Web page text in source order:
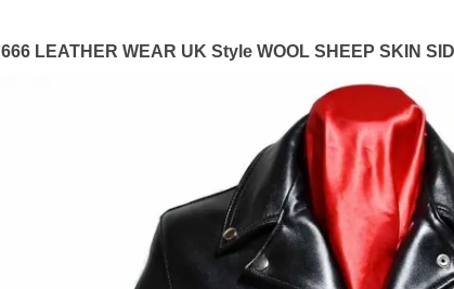
666 LEATHER WEAR UK Style WOOL SHEEP SKIN